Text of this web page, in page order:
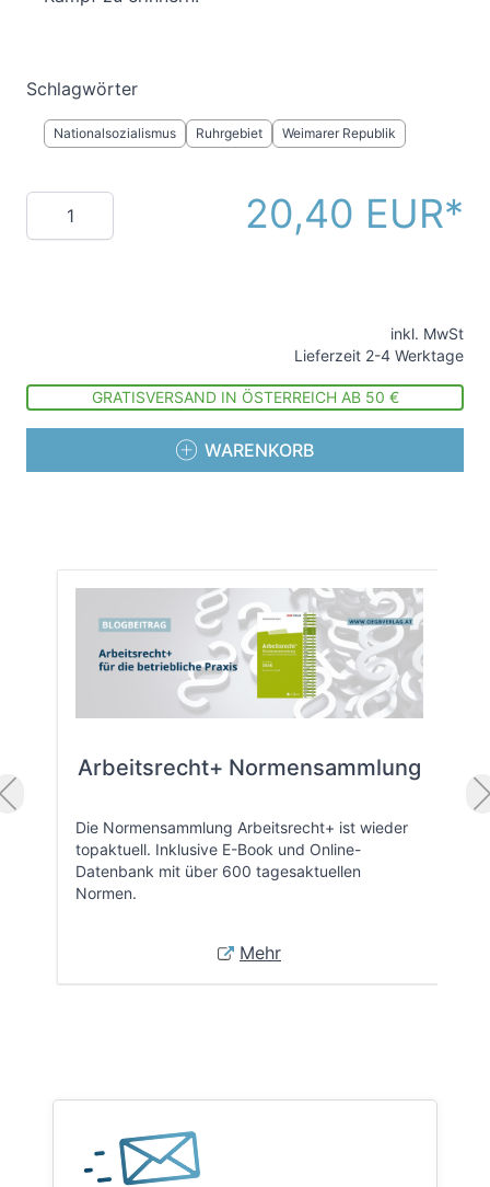
Schlagwörter
Nationalsozialismus Ruhrgebiet Weimarer Republik
Menge 20,40 EUR
inkl. MwSt
Lieferzeit 2-4 Werktage
GRATISVERSAND IN ÖSTERREICH AB 50 €
WARENKORB
Arbeitsrecht+ Normensammlung
Die Normensammlung Arbeitsrecht+ ist wieder
topaktuell. Inklusive E-Book und Online-
Datenbank mit über 600 tagesaktuellen
Normen.
Mehr